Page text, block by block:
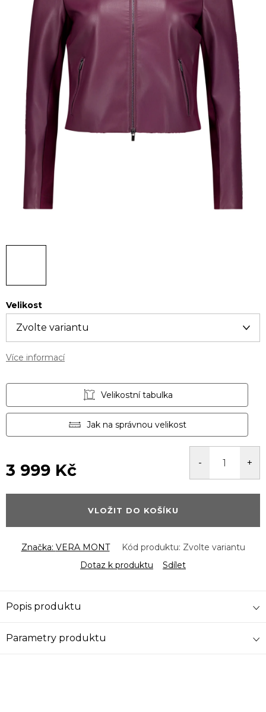
Velikost
Více informací
Velikostní tabulka
Jak na správnou velikost
3 999 Kč
cena:
VLOŽIT DO KOŠÍKU
Značka: VERA MONT Kód produktu: Zvolte variantu
Dotaz k produktu
Sdílet
Popis produktu
Parametry produktu